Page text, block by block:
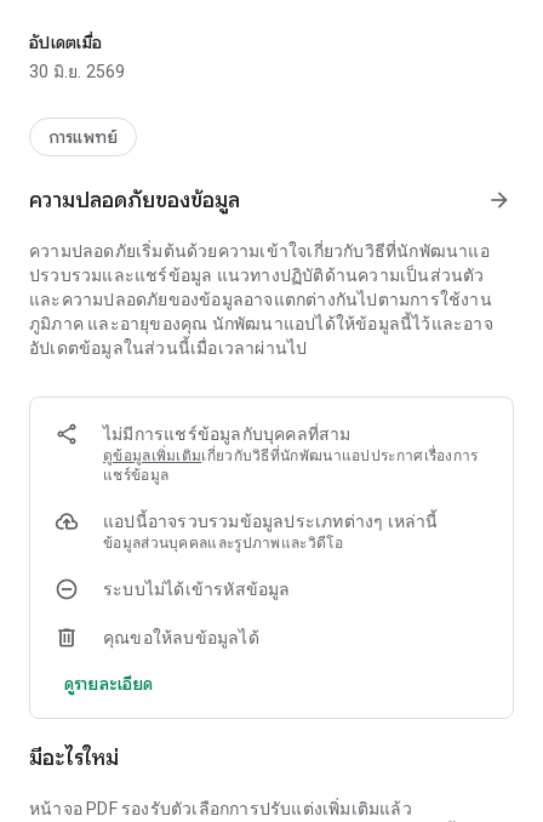
1. โปรไฟล์สัตว์เลี้ยง:
พวกมัน EvcilKarnem รับประกันการดูแลสัตว์เลี้ยงแต่ละตัวโดย
เฉพาะ ครอบคลุมทุกด้านของความเป็นอยู่ที่ดีของพวกมัน
2. การติดตามสุขภาพ:
ดูแลรักษาไดอารี่ดิจิทัลของข้อมูลสุขภาพสัตว์เลี้ยงของคุณได้อย่าง
ง่ายดาย ตั้งแต่การควบคุมน้ำหนักไปจนถึงการติดตามวัคซีน
บันทึกรายละเอียดการผ่าตัด โรคภูมิแพ้ และการประเมินสุขภาพ
เพื่อให้คุณได้รับข้อมูลเชิงลึกที่ครอบคลุมและเป็นระเบียบเกี่ยวกับ
สุขภาพโดยรวมของสัตว์เลี้ยงของคุณ
3. การแจ้งเตือน อีเมล และสิ่งที่ต้องทำ:
กระตือรือร้นในการจัดการความเป็นอยู่ที่ดีของสัตว์เลี้ยงของคุณ
ด้วยระบบเตือนความจำที่ใช้งานง่ายของเรา ซิงค์การแจ้งเตือน
ง่ายดาย EvcilKarnem ส่งการแจ้งเตือนในพื้นที่และอีเมลตาม
กำหนดเวลาเพื่อแจ้งให้คุณทราบเกี่ยวกับกิจวัตรด้านสุขภาพที่
ปกครองสัตว์เลี้ยงที่ดีที่สุดที่คุณสามารถเป็นได้ สัมผัสกับความ
เตือนสุขภาพสัตว์เลี้ยงอย่างทันท่วงที ทั้งหมดในแอปเดียวที่
ครอบคลุมที่ออกแบบมาเพื่อทำให้ประสบการณ์การดูแลสัตว์เลี้ยง
ของคุณง่ายขึ้น
อัปเดตเมื่อ
30 มิ.ย. 2569
การแพทย์
ความปลอดภัยของข้อมูล arrow_forward
ความปลอดภัยเริ่มต้นด้วยความเข้าใจเกี่ยวกับวิธีที่นักพัฒนาแอ
ปรวบรวมและแชร์ข้อมูล แนวทางปฏิบัติด้านความเป็นส่วนตัว
และความปลอดภัยของข้อมูลอาจแตกต่างกันไปตามการใช้งาน
ภูมิภาค และอายุของคุณ นักพัฒนาแอปได้ให้ข้อมูลนี้ไว้และอาจ
อัปเดตข้อมูลในส่วนนี้เมื่อเวลาผ่านไป
ไม่มีการแชร์ข้อมูลกับบุคคลที่สาม
ดูข้อมูลเพิ่มเติมเกี่ยวกับวิธีที่นักพัฒนาแอปประกาศเรื่องการ
แชร์ข้อมูล
แอปนี้อาจรวบรวมข้อมูลประเภทต่างๆ เหล่านี้
ข้อมูลส่วนบุคคลและรูปภาพและวิดีโอ
ระบบไม่ได้เข้ารหัสข้อมูล
คุณขอให้ลบข้อมูลได้
ดูรายละเอียด
มีอะไรใหม่
หน้าจอ PDF รองรับตัวเลือกการปรับแต่งเพิ่มเติมแล้ว